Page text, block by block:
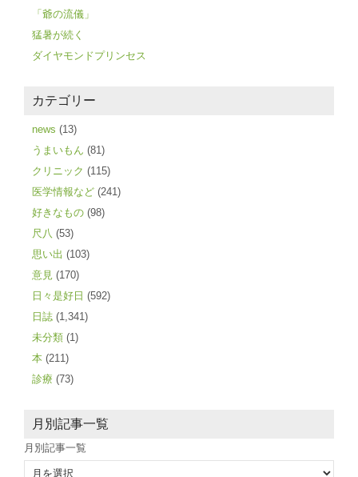
「爺の流儀」
猛暑が続く
ダイヤモンドプリンセス
カテゴリー
news (13)
うまいもん (81)
クリニック (115)
医学情報など (241)
好きなもの (98)
尺八 (53)
思い出 (103)
意見 (170)
日々是好日 (592)
日誌 (1,341)
未分類 (1)
本 (211)
診療 (73)
月別記事一覧
月別記事一覧